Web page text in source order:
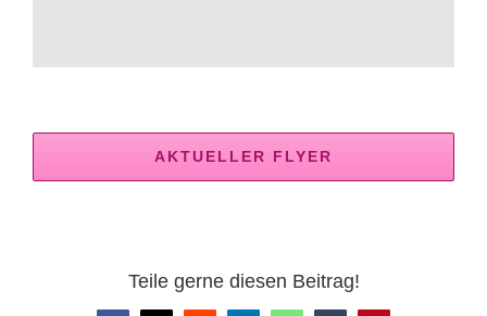
AKTUELLER FLYER
Teile gerne diesen Beitrag!